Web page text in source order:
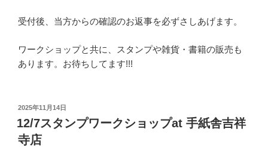
受付後、当方からの確認のお返事を必ずさしあげます。
ワークショップと共に、スタンプや雑貨・書籍の販売も
あります。お待ちしてます!!!
投
稿
日:
2025年11月14日
12/7スタンプワークショップat 手紙舎吉祥
寺店